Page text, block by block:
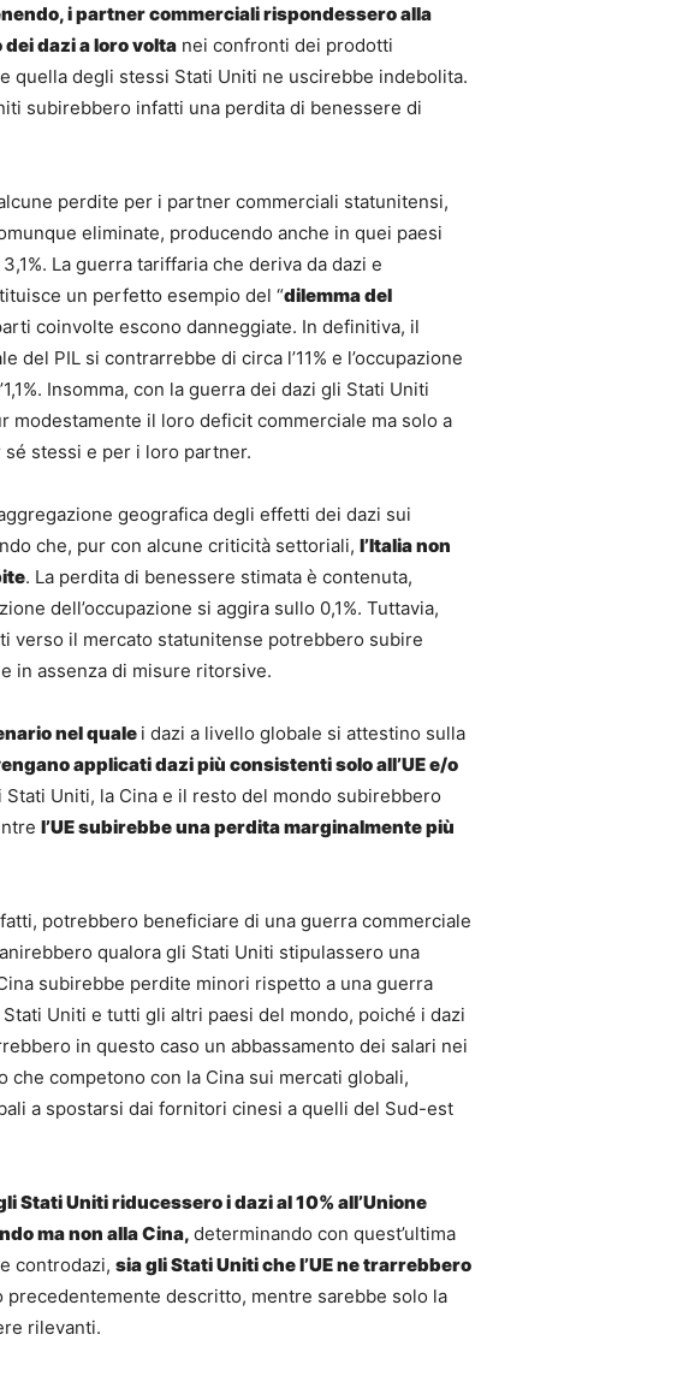
i partner commerciali rispondessero alla
dazi a loro volta nei confronti dei prodotti
quella degli stessi Stati Uniti ne uscirebbe indebolita.
subirebbero infatti una perdita di benessere di
perdite per i partner commerciali statunitensi,
eliminate, producendo anche in quei paesi
La guerra tariffaria che deriva da dazi e
un perfetto esempio del “dilemma del
coinvolte escono danneggiate. In definitiva, il
del PIL si contrarrebbe di circa l’11% e l’occupazione
Insomma, con la guerra dei dazi gli Stati Uniti
modestamente il loro deficit commerciale ma solo a
stessi e per i loro partner.
geografica degli effetti dei dazi sui
che, pur con alcune criticità settoriali, l’Italia non
. La perdita di benessere stimata è contenuta,
dell’occupazione si aggira sullo 0,1%. Tuttavia,
verso il mercato statunitense potrebbero subire
in assenza di misure ritorsive.
nel quale i dazi a livello globale si attestino sulla
applicati dazi più consistenti solo all’UE e/o
Stati Uniti, la Cina e il resto del mondo subirebbero
l’UE subirebbe una perdita marginalmente più
potrebbero beneficiare di una guerra commerciale
qualora gli Stati Uniti stipulassero una
subirebbe perdite minori rispetto a una guerra
Uniti e tutti gli altri paesi del mondo, poiché i dazi
in questo caso un abbassamento dei salari nei
che competono con la Cina sui mercati globali,
a spostarsi dai fornitori cinesi a quelli del Sud-est
Stati Uniti riducessero i dazi al 10% all’Unione
ma non alla Cina, determinando con quest’ultima
controdazi, sia gli Stati Uniti che l’UE ne trarrebbero
precedentemente descritto, mentre sarebbe solo la
rilevanti.